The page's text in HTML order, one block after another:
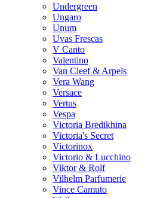
Undergreen
Ungaro
Unum
Uvas Frescas
V Canto
Valentino
Van Cleef & Arpels
Vera Wang
Versace
Vertus
Vespa
Victoria Bredikhina
Victoria's Secret
Victorinox
Victorio & Lucchino
Viktor & Rolf
Vilhelm Parfumerie
Vince Camuto